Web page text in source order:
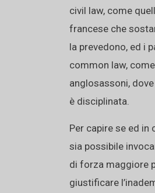
civil law, come
francese che
la prevedono, ed i
common law,
anglosassoni,
è disciplinata.
Per capire se ed in
sia possibile
di forza maggiore
giustificare